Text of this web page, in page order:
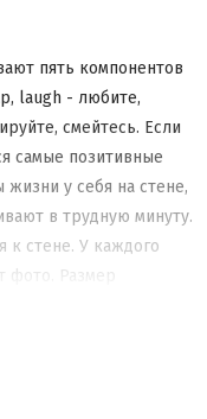
пять компонентов
laugh - любите,
смейтесь. Если
самые позитивные
у себя на стене,
в трудную минуту.
к стене. У каждого
фото. Размер
x 2.5 см.